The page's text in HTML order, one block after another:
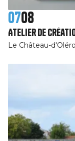
0708
Atelier de
Le Château-